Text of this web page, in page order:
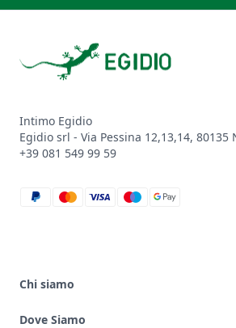
Intimo Egidio
Egidio srl - Via Pessina 12,13,14, 80135
+39 081 549 99 59
paypal
mastercard
visa
maestro
google_pay
Chi siamo
Dove Siamo